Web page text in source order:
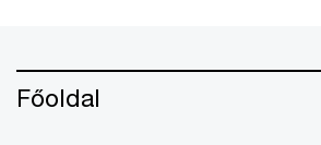
Főoldal